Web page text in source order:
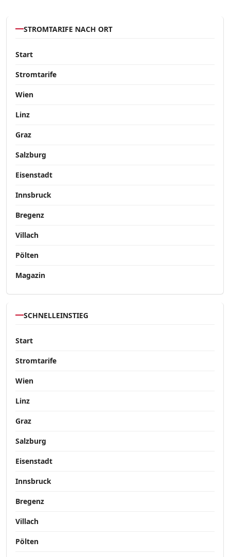
STROMTARIFE NACH ORT
Start
Stromtarife
Wien
Linz
Graz
Salzburg
Eisenstadt
Innsbruck
Bregenz
Villach
Pölten
Magazin
SCHNELLEINSTIEG
Start
Stromtarife
Wien
Linz
Graz
Salzburg
Eisenstadt
Innsbruck
Bregenz
Villach
Pölten